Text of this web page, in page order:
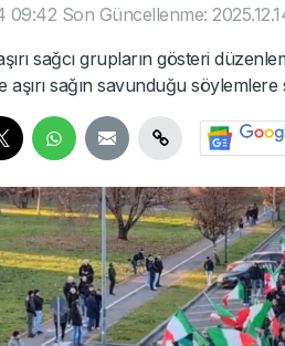
09:42 Son Güncellenme:
sağcı grupların gösteri
aşırı sağın savunduğu söylemlere